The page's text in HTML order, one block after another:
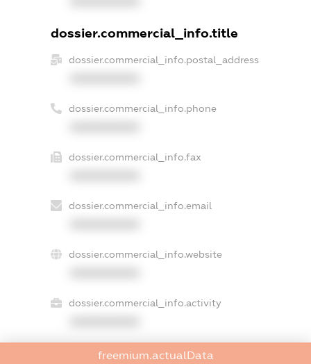
dossier.commercial_info.title
dossier.commercial_info.postal_address
dossier.commercial_info.phone
dossier.commercial_info.fax
dossier.commercial_info.email
dossier.commercial_info.website
dossier.commercial_info.activity
freemium.actualData